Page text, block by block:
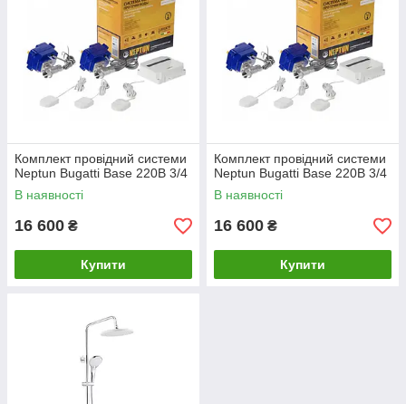
Комплект провідний системи
Neptun Bugatti Base 220B 3/4
В наявності
16 600 ₴
Купити
Комплект провідний системи
Neptun Bugatti Base 220B 3/4
В наявності
16 600 ₴
Купити